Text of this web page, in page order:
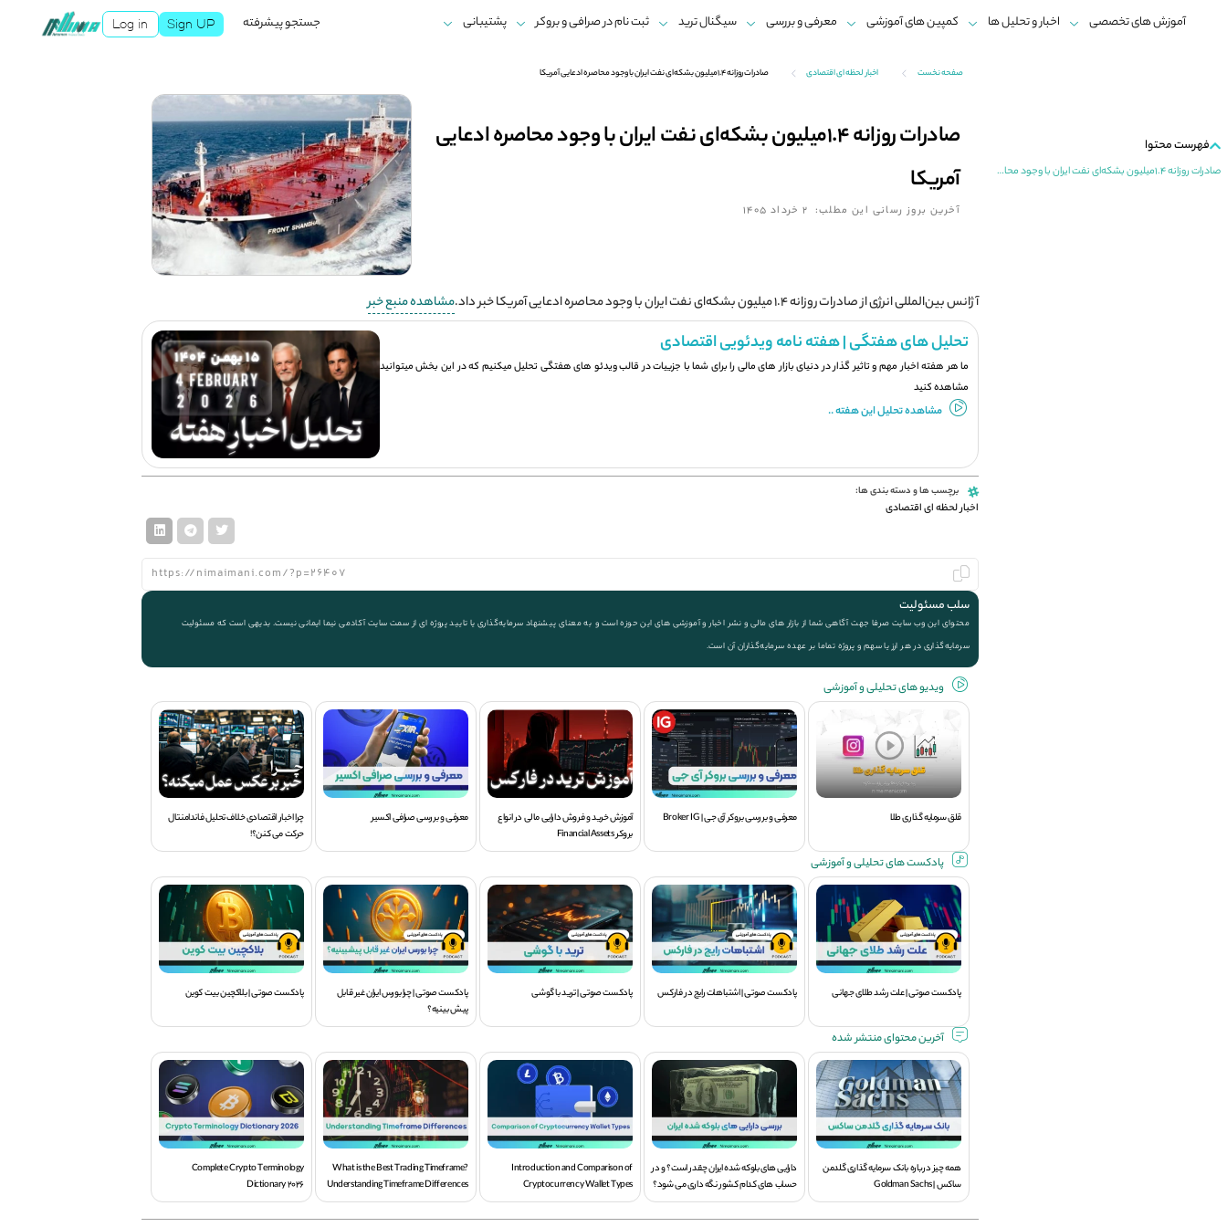
Log in Sign UP جستجو پیشرفته آموزش های تخصصی اخبار و تحلیل ها کمپین های آموزشی معرفی و بررسی سیگنال ترید ثبت نام در صرافی و بروکر پشتیبانی
صفحه نخست اخبار لحظه ای اقتصادی صادرات روزانه 1.4میلیون بشکه‌ای نفت ایران با وجود محاصره ادعایی آمریکا
صادرات روزانه 1.4میلیون بشکه‌ای نفت ایران با وجود محاصره ادعایی
آمریکا
آخرین بروز رسانی این مطلب: 2 خرداد 1405
آژانس بین‌المللی انرژی از صادرات روزانه 1.4 میلیون بشکه‌ای نفت ایران با وجود محاصره ادعایی آمریکا خبر داد. مشاهده منبع خبر
تحلیل های هفتگی | هفته نامه ویدئویی اقتصادی
ما هر هفته اخبار مهم و تاثیر گذار در دنیای بازار های مالی را برای شما با جزيیات در قالب ویدئو های هفتگی تحلیل میکنیم که در این بخش میتوانید
مشاهده کنید
مشاهده تحلیل این هفته ..
برچسب ها و دسته بندی ها:
اخبار لحظه ای اقتصادی
سلب مسئولیت
محتوای این وب سایت صرفا جهت آگاهی شما از بازار های مالی و نشر اخبار و آموزشی های این حوزه است و به معنای پیشنهاد سرمایه‌گذاری یا تایید پروژه ای از سمت سایت آکادمی نیما ایمانی نیست. بدیهی است که مسئولیت
سرمایه‌گذاری در هر ارز یا سهم و پروژه تماما بر عهده سرمایه‌گذاران آن است.
ویديو های تحلیلی و آموزشی
قلق سرمایه گذاری طلا معرفی و بررسی بروکر آی جی | Broker IG
آموزش خرید و فروش دارایی مالی در انواع
بروکر Financial Assets
معرفی و بررسی صرافی اکسیر
چرا اخبار اقتصادی خلاف تحلیل فاندامنتال
حرکت می کنن؟!
پادکست های تحلیلی و آموزشی
پادکست صوتی | علت رشد طلای جهانی پادکست صوتی | اشتباهات رایج در فارکس پادکست صوتی | ترید با گوشی
پادکست صوتی | چرا بورس ایران غیر قابل
پیش بینیه؟
پادکست صوتی | بلاکچین بیت کوین
آخرین محتوای منتشر شده
همه چیز درباره بانک سرمایه گذاری گلدمن
ساکس | Goldman Sachs
دارایی های بلوکه شده ایران چقدر است؟ و در
حساب های کدام کشور نگه داری می شود؟
Introduction and Comparison of
Cryptocurrency Wallet Types
What is the Best Trading Timeframe?
Understanding Timeframe Differences
Complete Crypto Terminology
Dictionary 2026
فهرست محتوا
صادرات روزانه 1.4میلیون بشکه‌ای نفت ایران با وجود محاصره ادعایی آمریکا